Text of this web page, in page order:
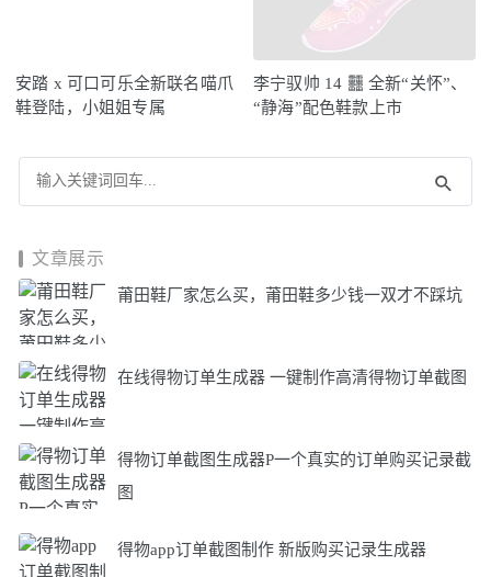
安踏 x 可口可乐全新联名喵爪
鞋登陆，小姐姐专属
李宁驭帅 14 䨻 全新“关怀”、
“静海”配色鞋款上市
文章展示
莆田鞋厂家怎么买，莆田鞋多少钱一双才不踩坑
在线得物订单生成器 一键制作高清得物订单截图
得物订单截图生成器P一个真实的订单购买记录截
图
得物app订单截图制作 新版购买记录生成器